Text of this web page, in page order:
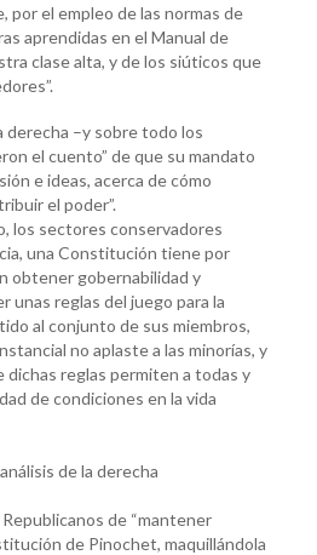
por el empleo de las normas de
aprendidas en el Manual de
clase alta, y de los siúticos que
derecha –y sobre todo los
el cuento” de que su mandato
e ideas, acerca de cómo
el poder”.
los sectores conservadores
una Constitución tiene por
obtener gobernabilidad y
unas reglas del juego para la
al conjunto de sus miembros,
no aplaste a las minorías, y
reglas permiten a todas y
de condiciones en la vida
de la derecha
de “mantener
de Pinochet, maquillándola